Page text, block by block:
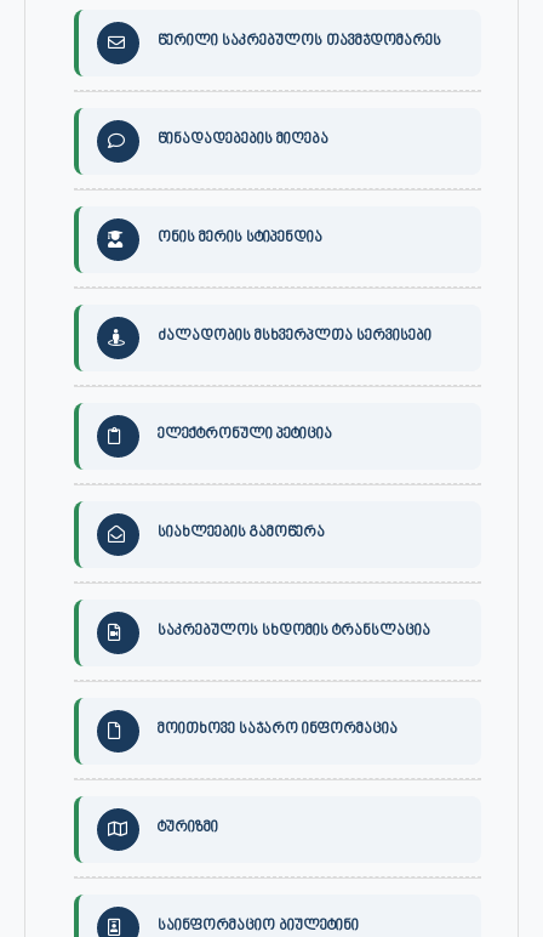
წერილი საკრებულოს თავმჯდომარეს
წინადადებების მიღება
ონის მერის სტიპენდია
ძალადობის მსხვერპლთა სერვისები
ელექტრონული პეტიცია
სიახლეების გამოწერა
საკრებულოს სხდომის ტრანსლაცია
მოითხოვე საჯარო ინფორმაცია
ტურიზმი
საინფორმაციო ბიულეტინი